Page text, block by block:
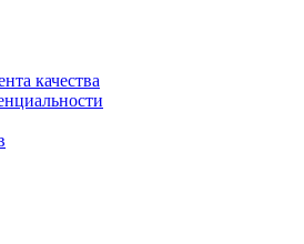
качества